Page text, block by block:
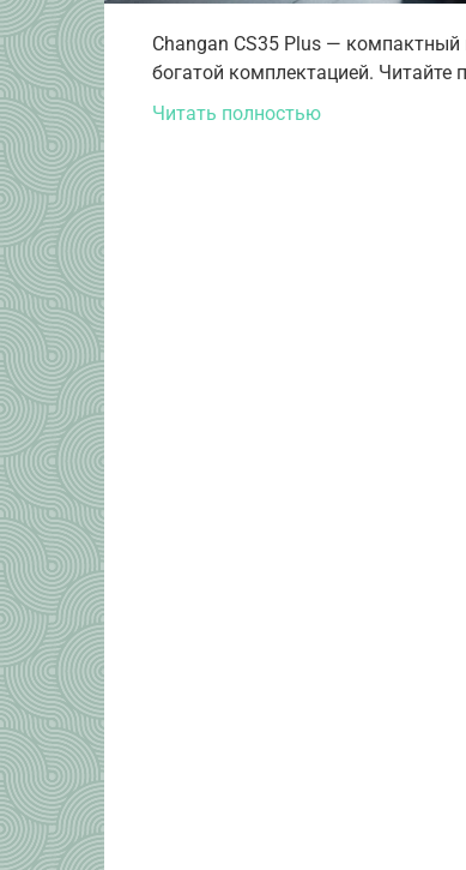
Changan CS35 Plus —
богатой комплектацией. Читайте
Читать полностью